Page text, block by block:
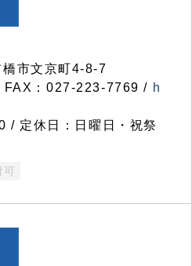
市文京町4-8-7
：027-223-7769 / h
/ 定休日：日曜日・祝祭
可